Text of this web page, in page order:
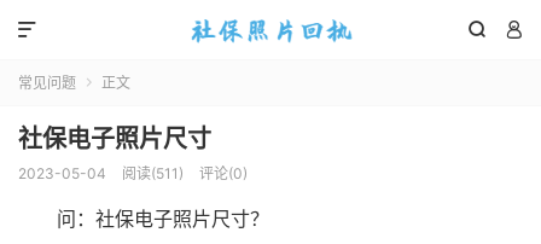
 

常见问题  正文
社保电子照片尺寸
2023-05-04 阅读(511 ) 评论(0)
问：社保电子照片尺寸？